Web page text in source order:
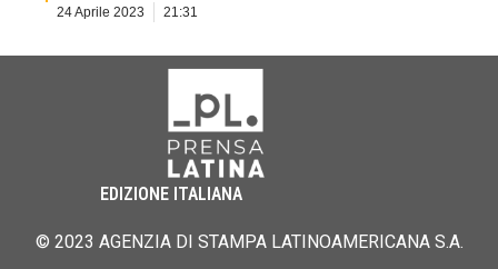
24 Aprile 2023 21:31
EDIZIONE ITALIANA
© 2023 AGENZIA DI STAMPA LATINOAMERICANA S.A.